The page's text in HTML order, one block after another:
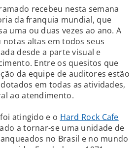
recebeu nesta semana
da franquia mundial, que
uma ou duas vezes ao ano. A
altas em todos seus
desde a parte visual e
Entre os quesitos que
da equipe de auditores estão
em todas as atividades,
ao atendimento.
atingido e o Hard Rock Cafe
a tornar-se uma unidade de
no Brasil e no mundo